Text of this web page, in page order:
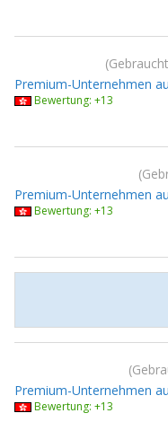
Premium-Unternehmen
Bewertung: +13
Premium-Unternehmen
Bewertung: +13
Premium-Unternehmen
Bewertung: +13